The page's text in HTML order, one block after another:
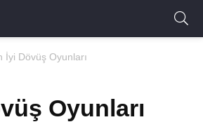
İyi Dövüş Oyunları
Oyunları